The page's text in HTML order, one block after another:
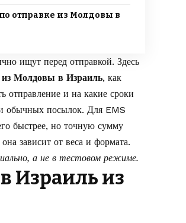
отправке из Молдовы в
ищут перед отправкой. Здесь
из Молдовы в Израиль, как
отправление и на какие сроки
обычных посылок. Для EMS
быстрее, но точную сумму
зависит от веса и формата.
а не в тестовом режиме.
Израиль из